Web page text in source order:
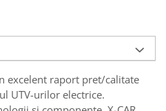
excelent raport pret/calitate
UTV-urilor electrice.